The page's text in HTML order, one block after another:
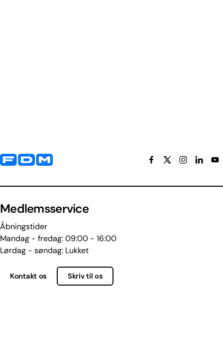
Yderligere information og kontaktoplysninger
Medlemsservice
Åbningstider
Mandag - fredag: 09:00 - 16:00
Lørdag - søndag: Lukket
Kontakt os Skriv til os